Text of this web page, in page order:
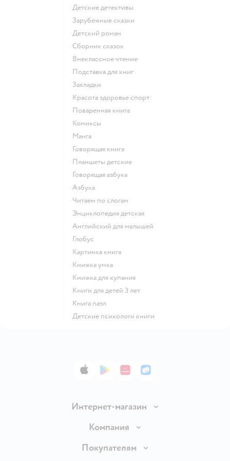
детские детективы
зарубежные сказки
детский роман
сборник сказок
внеклассное чтение
подставка для книг
закладки
красота здоровье спорт
поваренная книга
комиксы
манга
говорящая книга
Планшеты детские
говорящая азбука
азбука
читаем по слогам
энциклопедия детская
английский для малышей
глобус
картинка книга
книжка умка
книжка для купания
книги для детей 3 лет
книга пазл
детские психологи книги
App StoreGoogle Play
AppGallery
RuStore
Интернет-магазин
Доставка и оплата
Обмен и возврат товара
Компания
О компании
Покупателям